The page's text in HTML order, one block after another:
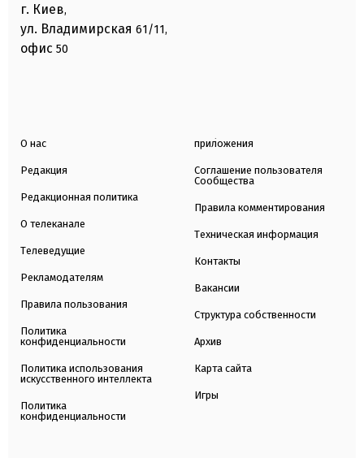
г. Киев,
ул. Владимирская 61/11,
офис 50
О нас
Редакция
Редакционная политика
О телеканале
Телеведущие
Рекламодателям
Правила пользования
Политика
конфиденциальности
Политика использования
искусственного интеллекта
Политика
конфиденциальности
приложения
Соглашение пользователя
Сообщества
Правила комментирования
Техническая информация
Контакты
Вакансии
Структура собственности
Архив
Карта сайта
Игры